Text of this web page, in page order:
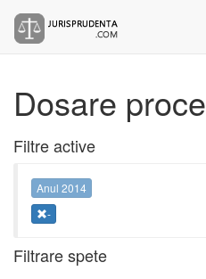
Dosare
Filtre active
Anul 2014
-
Filtrare spete